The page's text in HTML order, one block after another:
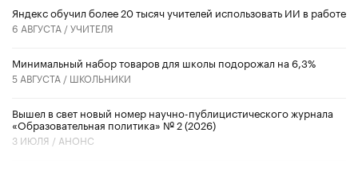
​Яндекс обучил более 20 тысяч учителей использовать ИИ в работе
6 АВГУСТА /УЧИТЕЛЯ
Минимальный набор товаров для школы подорожал на 6,3%
5 АВГУСТА / ШКОЛЬНИКИ
Вышел в свет новый номер научно-публицистического журнала
«Образовательная политика» № 2 (2026)
3 ИЮЛЯ / АНОНС